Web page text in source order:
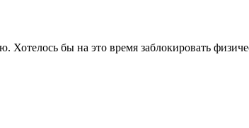
бы на это время заблокировать